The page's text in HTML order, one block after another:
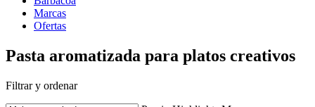
Marcas
Ofertas
Pasta aromatizada para platos creativos
Filtrar y ordenar